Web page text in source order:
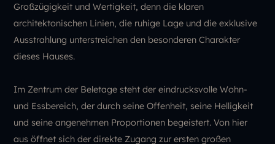
Großzügigkeit und Wertigkeit, denn die klaren
architektonischen Linien, die ruhige Lage und die exklusive
Ausstrahlung unterstreichen den besonderen Charakter
dieses Hauses.
Im Zentrum der Beletage steht der eindrucksvolle Wohn-
und Essbereich, der durch seine Offenheit, seine Helligkeit
und seine angenehmen Proportionen begeistert. Von hier
aus öffnet sich der direkte Zugang zur ersten großen